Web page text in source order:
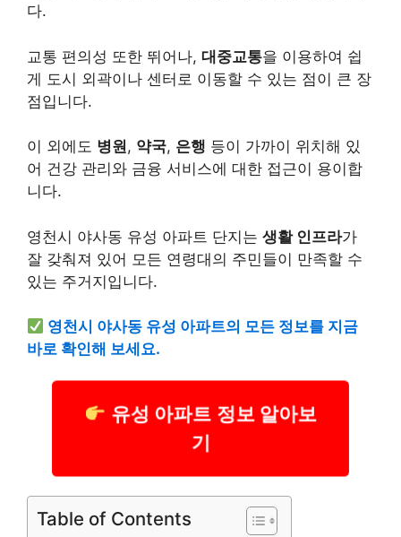
다.
교통 편의성 또한 뛰어나, 대중교통을 이용하여 쉽
게 도시 외곽이나 센터로 이동할 수 있는 점이 큰 장
점입니다.
이 외에도 병원, 약국, 은행 등이 가까이 위치해 있
어 건강 관리와 금융 서비스에 대한 접근이 용이합
니다.
영천시 야사동 유성 아파트 단지는 생활 인프라가
잘 갖춰져 있어 모든 연령대의 주민들이 만족할 수
있는 주거지입니다.
영천시 야사동 유성 아파트의 모든 정보를 지금
바로 확인해 보세요.
유성 아파트 정보 알아보
기
Table of Contents